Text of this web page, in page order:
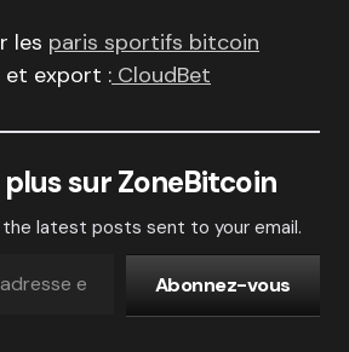
les paris sportifs bitcoin
et export : CloudBet
plus sur ZoneBitcoin
latest posts sent to your email.
Abonnez-vous